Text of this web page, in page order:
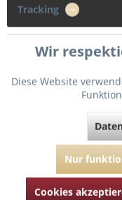
Artikel-Nr.:
Tracking
Wir
Diese Website
Nur
Cookies